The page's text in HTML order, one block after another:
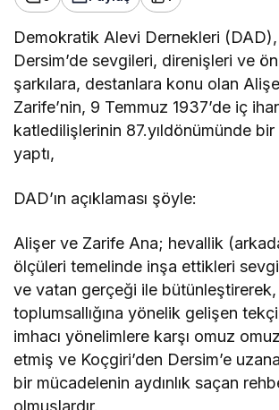
Demokratik Alevi Dernekleri
Dersim’de sevgileri, direnişleri ve
şarkılara, destanlara konu olan
Zarife’nin, 9 Temmuz 1937’de iç
katledilişlerinin 87.yıldönümünde bir
yaptı,
DAD’ın açıklaması şöyle:
Alişer ve Zarife Ana; hevallik
ölçüleri temelinde inşa ettikleri
ve vatan gerçeği ile
toplumsallığına yönelik gelişen
imhacı yönelimlere karşı omuz
etmiş ve Koçgiri’den Dersim’e
bir mücadelenin aydınlık saçan
olmuşlardır.